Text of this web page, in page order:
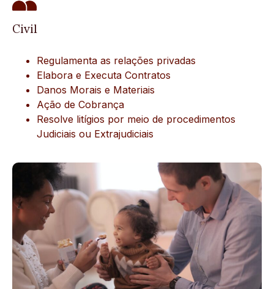
Civil
Regulamenta as relações privadas
Elabora e Executa Contratos
Danos Morais e Materiais
Ação de Cobrança
Resolve litígios por meio de procedimentos
Judiciais ou Extrajudiciais